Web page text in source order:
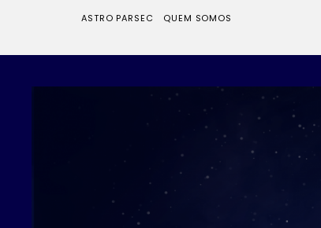
ASTRO PARSEC QUEM SOMOS